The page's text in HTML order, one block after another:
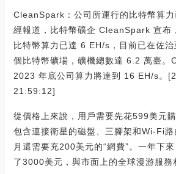
CleanSpark：公司所運行的比特幣算
經報道，比特幣礦企 CleanSpark 宣布
比特幣算力已達 6 EH/s，目前已在佐
個比特幣礦場，礦機總數達 6.2 萬臺。
2023 年底公司算力將達到 16 EH/s。
21:59:12]
從價格上來說，用戶需要先花599美元
包含連接衛星的磁盤、三腳架和Wi-Fi
月還需要充200美元的“網費”。一年下
了3000美元，與市面上的全球漫游服務